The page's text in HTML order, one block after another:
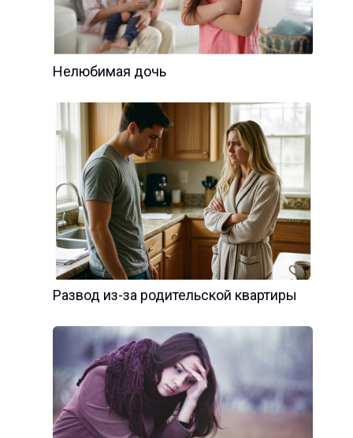
Нелюбимая дочь
Развод из-за родительской квартиры